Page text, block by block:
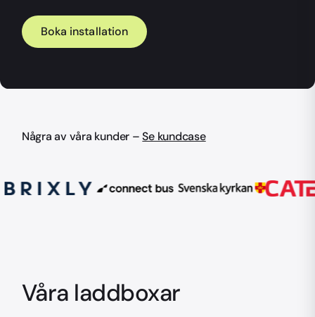
Boka installation
Några av våra kunder –Se kundcase
Våra laddboxar